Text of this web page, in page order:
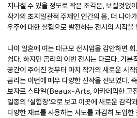
지나칠 수 있을 정도로 작은 조각은, 보잘것없
작가의 초지일관적 주제인 인간의 몸, 더 나아
우주에 대한 실험으로 발전하는 전시의 시작을
나이 일흔에 여는 대규모 전시임을 감안하면
쉽다. 하지만 곰리의 이번 전시는 다르다. 기본
공간이 주어진 것부터 마치 작가의 새로운 시
곰리는 이번에 매우 다양한 신작을 선보였다.
보자르 스타일(Beaux-Arts, 아카데믹한 고
일종의 ‘실험장’으로 보고 이곳에 새로운 감각
다양한 재료를 사용하는 시도를 과감히 도입한